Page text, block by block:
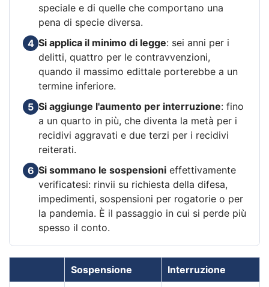
speciale e di quelle che comportano una
pena di specie diversa.
4 Si applica il minimo di legge: sei anni per i
delitti, quattro per le contravvenzioni,
quando il massimo edittale porterebbe a un
termine inferiore.
5 Si aggiunge l'aumento per interruzione: fino
a un quarto in più, che diventa la metà per i
recidivi aggravati e due terzi per i recidivi
reiterati.
6 Si sommano le sospensioni effettivamente
verificatesi: rinvii su richiesta della difesa,
impedimenti, sospensioni per rogatorie o per
la pandemia. È il passaggio in cui si perde più
spesso il conto.
Sospensione Interruzione